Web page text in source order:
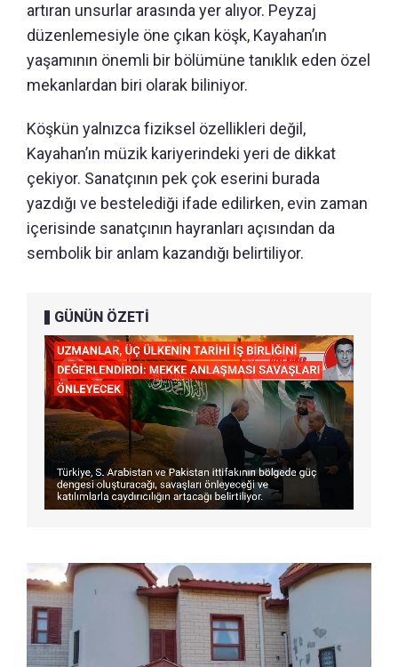
artıran unsurlar arasında yer alıyor. Peyzaj
düzenlemesiyle öne çıkan köşk, Kayahan’ın
yaşamının önemli bir bölümüne tanıklık eden özel
mekanlardan biri olarak biliniyor.
Köşkün yalnızca fiziksel özellikleri değil,
Kayahan’ın müzik kariyerindeki yeri de dikkat
çekiyor. Sanatçının pek çok eserini burada
yazdığı ve bestelediği ifade edilirken, evin zaman
içerisinde sanatçının hayranları açısından da
sembolik bir anlam kazandığı belirtiliyor.
GÜNÜN ÖZETİ